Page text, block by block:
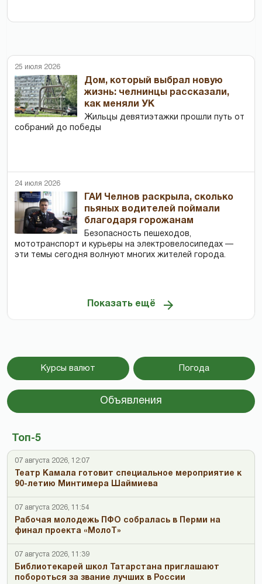
25 июля 2026
Дом, который выбрал новую
жизнь: челнинцы рассказали,
как меняли УК
Жильцы девятиэтажки прошли путь от
собраний до победы
24 июля 2026
ГАИ Челнов раскрыла, сколько
пьяных водителей поймали
благодаря горожанам
Безопасность пешеходов,
мототранспорт и курьеры на электровелосипедах —
эти темы сегодня волнуют многих жителей города.
Показать ещё
Курсы валют Погода
Объявления
Топ-5
07 августа 2026, 12:07
Театр Камала готовит специальное мероприятие к
90-летию Минтимера Шаймиева
07 августа 2026, 11:54
Рабочая молодежь ПФО собралась в Перми на
финал проекта «МолоТ»
07 августа 2026, 11:39
Библиотекарей школ Татарстана приглашают
побороться за звание лучших в России